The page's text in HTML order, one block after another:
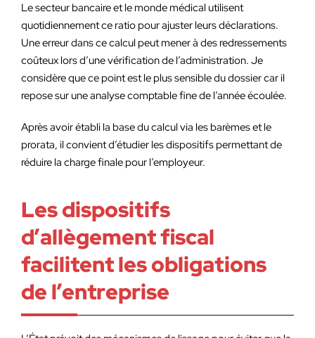
Le secteur bancaire et le monde médical utilisent
quotidiennement ce ratio pour ajuster leurs déclarations.
Une erreur dans ce calcul peut mener à des redressements
coûteux lors d’une vérification de l’administration. Je
considère que ce point est le plus sensible du dossier car il
repose sur une analyse comptable fine de l’année écoulée.
Après avoir établi la base du calcul via les barèmes et le
prorata, il convient d’étudier les dispositifs permettant de
réduire la charge finale pour l’employeur.
Les dispositifs
d’allègement fiscal
facilitent les obligations
de l’entreprise